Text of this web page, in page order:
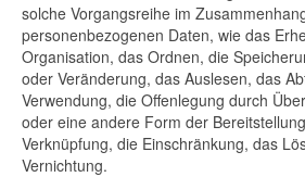
solche Vorgangsreihe im
personenbezogenen Daten, wie das
Organisation, das Ordnen, die
oder Veränderung, das Auslesen, das
Verwendung, die Offenlegung durch
oder eine andere Form der
Verknüpfung, die Einschränkung, das
Vernichtung.